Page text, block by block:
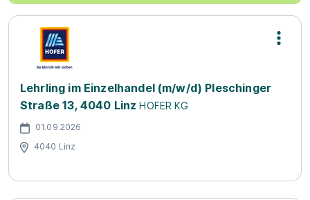
Lehrling im Einzelhandel (m/w/d) Pleschinger
Straße 13, 4040 Linz HOFER KG
01.09.2026
4040 Linz